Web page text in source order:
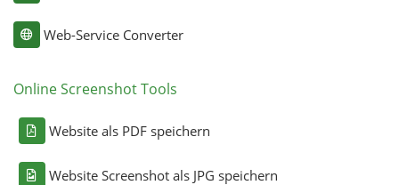
Web-Service Converter
Online Screenshot Tools
Website als PDF speichern
Website Screenshot als JPG speichern